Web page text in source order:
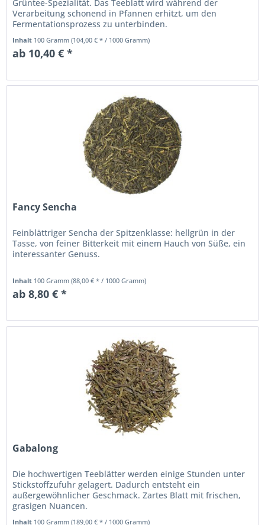
Grüntee-Spezialität. Das Teeblatt wird während der
Verarbeitung schonend in Pfannen erhitzt, um den
Fermentationsprozess zu unterbinden.
Inhalt 100 Gramm(104,00 € * / 1000 Gramm)
ab 10,40 € *
Fancy Sencha
Feinblättriger Sencha der Spitzenklasse: hellgrün in der
Tasse, von feiner Bitterkeit mit einem Hauch von Süße, ein
interessanter Genuss.
Inhalt 100 Gramm(88,00 € * / 1000 Gramm)
ab 8,80 € *
Gabalong
Die hochwertigen Teeblätter werden einige Stunden unter
Stickstoffzufuhr gelagert. Dadurch entsteht ein
außergewöhnlicher Geschmack. Zartes Blatt mit frischen,
grasigen Nuancen.
Inhalt 100 Gramm(189,00 € * / 1000 Gramm)